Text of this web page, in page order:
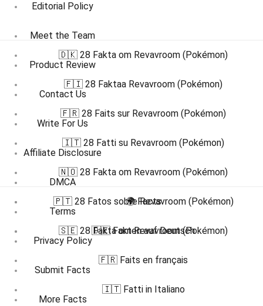
Editorial Policy
Meet the Team
Product Review
Contact Us
Write For Us
Affiliate Disclosure
DMCA
Terms
Privacy Policy
Submit Facts
More Facts
🇩🇰 28 Fakta om Revavroom (Pokémon)
🇫🇮 28 Faktaa Revavroom (Pokémon)
🇫🇷 28 Faits sur Revavroom (Pokémon)
🇮🇹 28 Fatti su Revavroom (Pokémon)
🇳🇴 28 Fakta om Revavroom (Pokémon)
🇵🇹 28 Fatos sobre Revavroom (Pokémon)
🇸🇪 28 Fakta om Revavroom (Pokémon)
🌍 Facts
🇩🇪 Fakten auf Deutsch
🇫🇷 Faits en français
🇮🇹 Fatti in Italiano